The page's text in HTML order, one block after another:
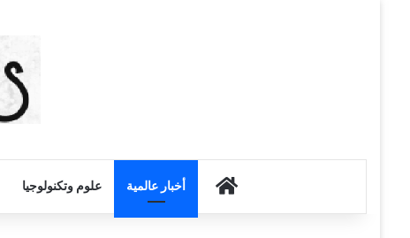
أخبار الكويت
أخبار عالمية علوم وتكنولوجيا